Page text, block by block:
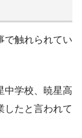
で触れられてい
中学校、暁星高
したと言われて